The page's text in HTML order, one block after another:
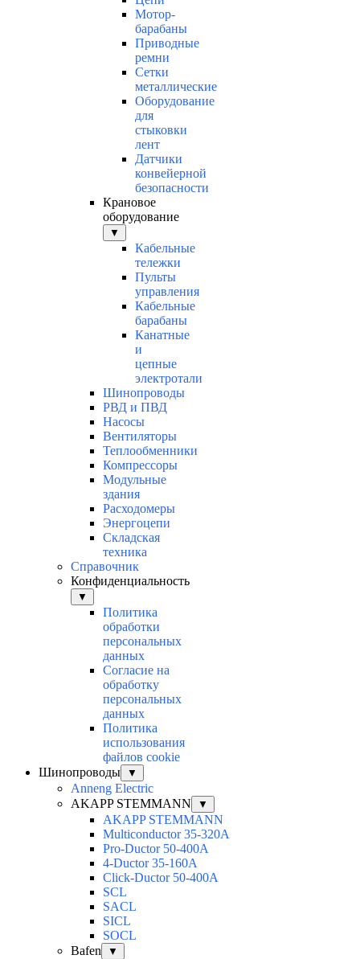
Мотор-
барабаны
Приводные
ремни
Сетки
металлические
Оборудование
для
стыковки
лент
Датчики
конвейерной
безопасности
Крановое
оборудование
▼
Кабельные
тележки
Пульты
управления
Кабельные
барабаны
Канатные
и
цепные
электротали
Шинопроводы
РВД и ПВД
Насосы
Вентиляторы
Теплообменники
Компрессоры
Модульные
здания
Расходомеры
Энергоцепи
Складская
техника
Справочник
Конфиденциальность
▼
Политика
обработки
персональных
данных
Согласие на
обработку
персональных
данных
Политика
использования
файлов cookie
Шинопроводы
▼
Anneng Electric
AKAPP STEMMANN
▼
AKAPP STEMMANN
Multiconductor 35-320A
Pro-Ductor 50-400A
4-Ductor 35-160A
Click-Ductor 50-400A
SCL
SACL
SICL
SOCL
Bafen
▼